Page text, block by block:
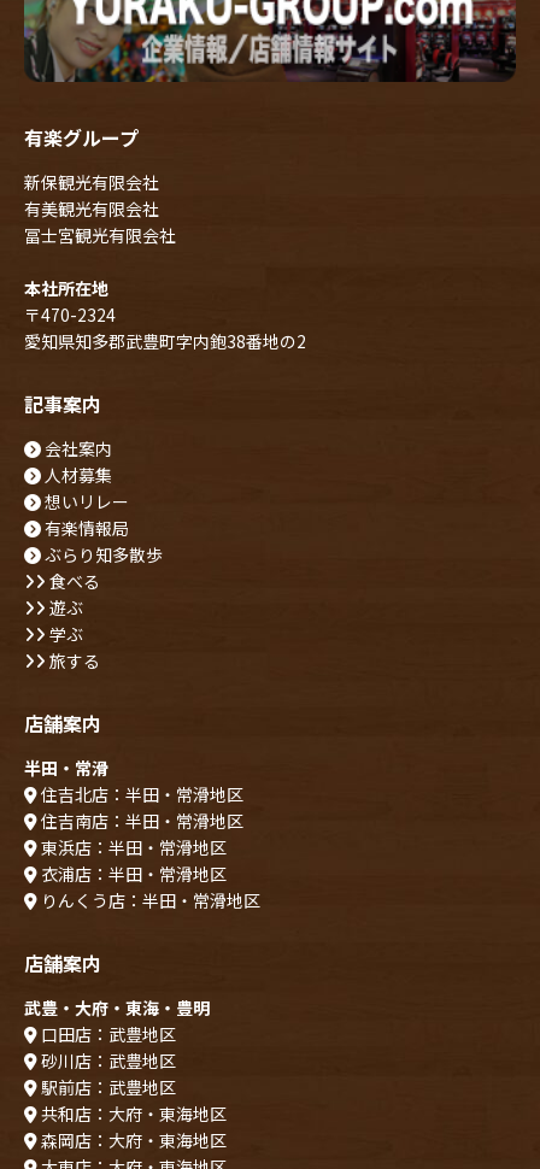
有楽グループ
新保観光有限会社
有美観光有限会社
冨士宮観光有限会社
本社所在地
〒470-2324
愛知県知多郡武豊町字内鉋38番地の2
記事案内
会社案内
人材募集
想いリレー
有楽情報局
ぶらり知多散歩
食べる
遊ぶ
学ぶ
旅する
店舗案内
半田・常滑
住吉北店：半田・常滑地区
住吉南店：半田・常滑地区
東浜店：半田・常滑地区
衣浦店：半田・常滑地区
りんくう店：半田・常滑地区
店舗案内
武豊・大府・東海・豊明
口田店：武豊地区
砂川店：武豊地区
駅前店：武豊地区
共和店：大府・東海地区
森岡店：大府・東海地区